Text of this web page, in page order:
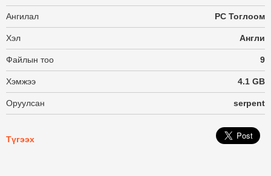
Ангилал PC Тоглоом
Хэл Англи
Файлын тоо 9
Хэмжээ 4.1 GB
Оруулсан serpent
Түгээх